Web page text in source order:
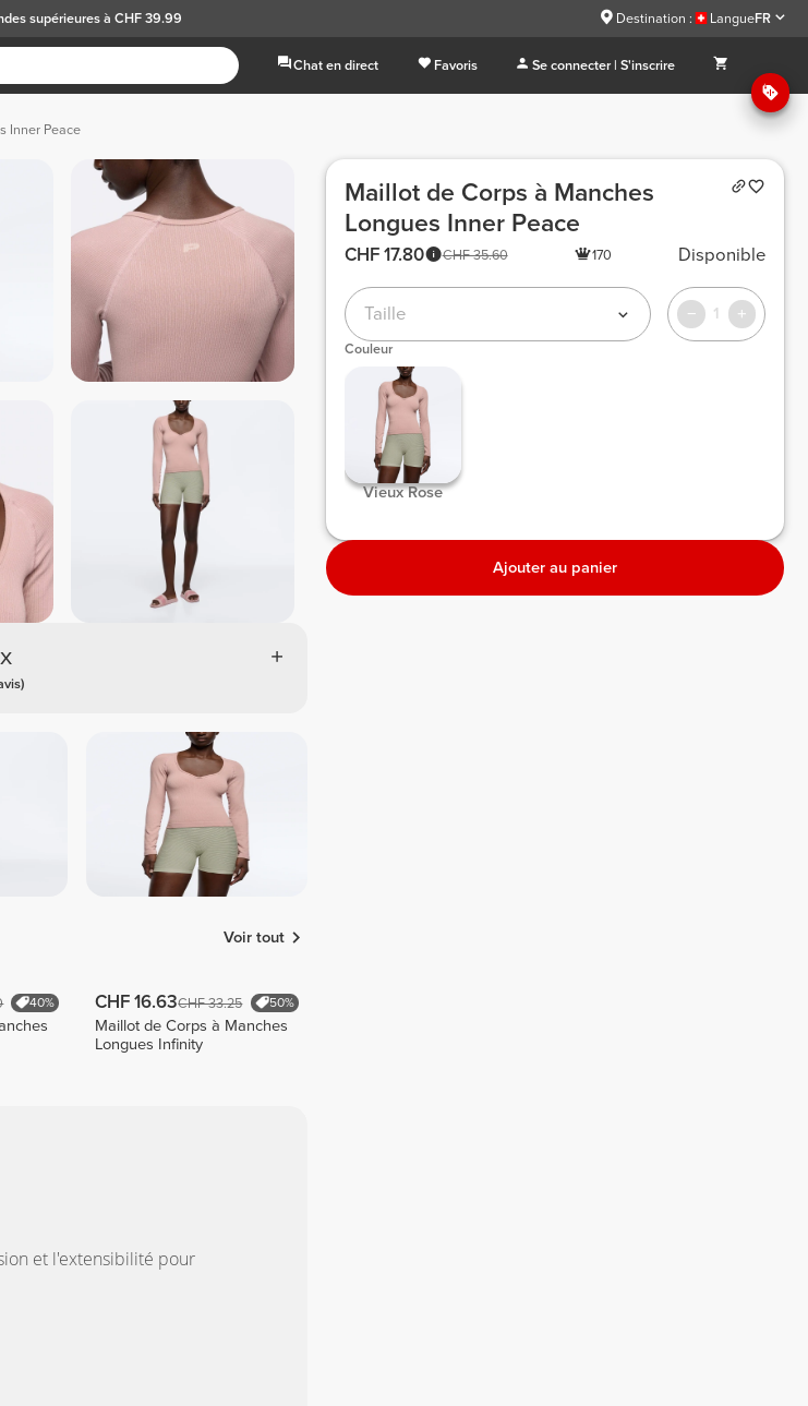
supérieures à CHF 39.99 Destination : LangueFR
Chat en direct Favoris Se connecter | S'inscrire
Inner Peace
Voir tout
40% CHF 16.63CHF 33.25 50%
Maillot de Corps à Manches
Longues Infinity
et l'extensibilité pour
Maillot de Corps à Manches
Longues Inner Peace
CHF 35.60
CHF 17.80 170 Disponible
Taille 1
Couleur
Vieux Rose
Ajouter au panier